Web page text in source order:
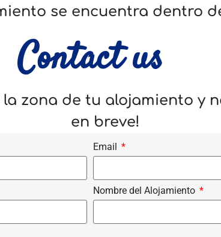
se encuentra dentro
Contact us
la zona de tu alojamiento y
en breve!
Email
Nombre del Alojamiento